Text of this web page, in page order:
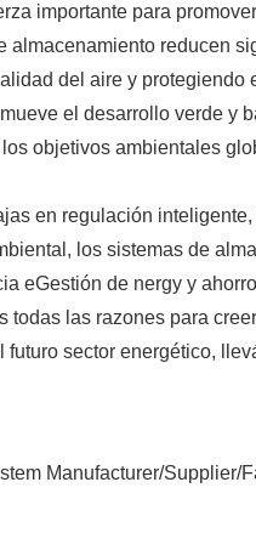
importante para
almacenamiento reducen
del aire y
el desarrollo verde y
objetivos ambientales
en regulación
los sistemas de
eGestión de nergy y
todas las razones para
sector energético,
Manufacturer/Supplier/